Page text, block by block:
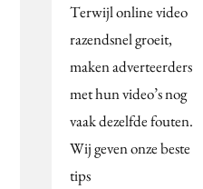
Terwijl online video
razendsnel groeit,
maken adverteerders
met hun video’s nog
vaak dezelfde fouten.
Wij geven onze beste
tips